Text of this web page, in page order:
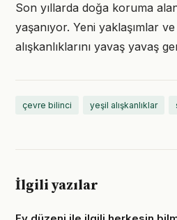
Son yıllarda doğa koruma
yaşanıyor. Yeni yaklaşımlar
alışkanlıklarını yavaş yavaş
çevre bilinci yeşil alışkanlıklar
İlgili yazılar